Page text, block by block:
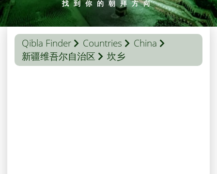
找到你的朝拜方向
Qibla Finder Countries
China
新疆维吾尔自治区
坎乡